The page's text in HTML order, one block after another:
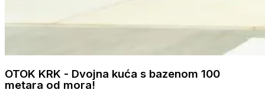
OTOK KRK - Dvojna kuća s bazenom 100
metara od mora!